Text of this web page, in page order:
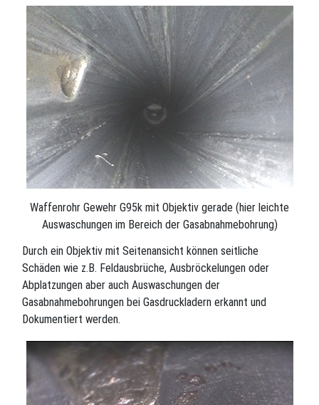
Waffenrohr Gewehr G95k mit Objektiv gerade (hier leichte
Auswaschungen im Bereich der Gasabnahmebohrung)
Durch ein Objektiv mit Seitenansicht können seitliche
Schäden wie z.B. Feldausbrüche, Ausbröckelungen oder
Abplatzungen aber auch Auswaschungen der
Gasabnahmebohrungen bei Gasdruckladern erkannt und
Dokumentiert werden.